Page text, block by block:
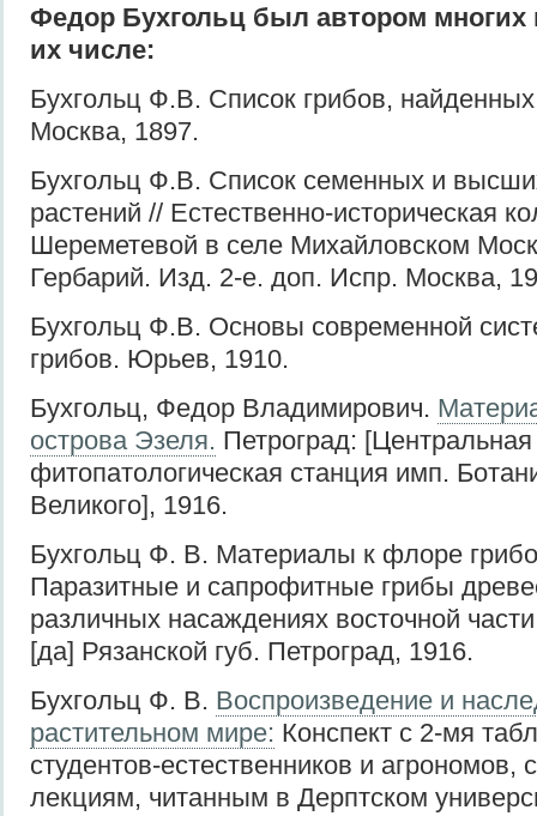
Федор Бухгольц был автором многих
их числе:
Бухгольц Ф.В. Список грибов,
Москва, 1897.
Бухгольц Ф.В. Список семенных и
растений // Естественно-историческая
Шереметевой в селе Михайловском
Гербарий. Изд. 2-е. доп. Испр. Москва,
Бухгольц Ф.В. Основы современной
грибов. Юрьев, 1910.
Бухгольц, Федор Владимирович.
острова Эзеля. Петроград: [Центральная
фитопатологическая станция имп.
Великого], 1916.
Бухгольц Ф. В. Материалы к флоре
Паразитные и сапрофитные грибы
различных насаждениях восточной
[да] Рязанской губ. Петроград, 1916.
Бухгольц Ф. В. Воспроизведение и
растительном мире: Конспект с 2-мя
студентов-естественников и агрономов,
лекциям, читанным в Дерптском